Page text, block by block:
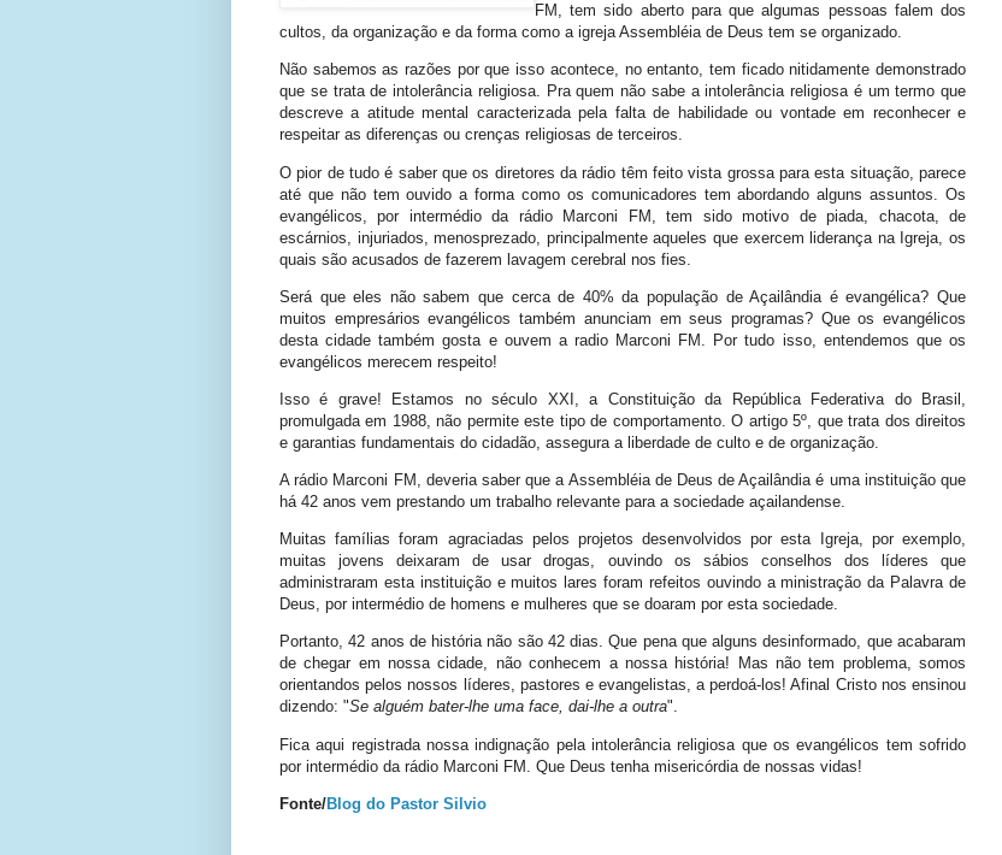
FM, tem sido aberto para que algumas pessoas falem dos
cultos, da organização e da forma como a igreja Assembléia de Deus tem se organizado.
Não sabemos as razões por que isso acontece, no entanto, tem ficado nitidamente demonstrado
que se trata de intolerância religiosa. Pra quem não sabe a intolerância religiosa é um termo que
descreve a atitude mental caracterizada pela falta de habilidade ou vontade em reconhecer e
respeitar as diferenças ou crenças religiosas de terceiros.
O pior de tudo é saber que os diretores da rádio têm feito vista grossa para esta situação, parece
até que não tem ouvido a forma como os comunicadores tem abordando alguns assuntos. Os
evangélicos, por intermédio da rádio Marconi FM, tem sido motivo de piada, chacota, de
escárnios, injuriados, menosprezado, principalmente aqueles que exercem liderança na Igreja, os
quais são acusados de fazerem lavagem cerebral nos fies.
Será que eles não sabem que cerca de 40% da população de Açailândia é evangélica? Que
muitos empresários evangélicos também anunciam em seus programas? Que os evangélicos
desta cidade também gosta e ouvem a radio Marconi FM. Por tudo isso, entendemos que os
evangélicos merecem respeito!
Isso é grave! Estamos no século XXI, a Constituição da República Federativa do Brasil,
promulgada em 1988, não permite este tipo de comportamento. O artigo 5º, que trata dos direitos
e garantias fundamentais do cidadão, assegura a liberdade de culto e de organização.
A rádio Marconi FM, deveria saber que a Assembléia de Deus de Açailândia é uma instituição que
há 42 anos vem prestando um trabalho relevante para a sociedade açailandense.
Muitas famílias foram agraciadas pelos projetos desenvolvidos por esta Igreja, por exemplo,
muitas jovens deixaram de usar drogas, ouvindo os sábios conselhos dos líderes que
administraram esta instituição e muitos lares foram refeitos ouvindo a ministração da Palavra de
Deus, por intermédio de homens e mulheres que se doaram por esta sociedade.
Portanto, 42 anos de história não são 42 dias. Que pena que alguns desinformado, que acabaram
de chegar em nossa cidade, não conhecem a nossa história! Mas não tem problema, somos
orientandos pelos nossos líderes, pastores e evangelistas, a perdoá-los! Afinal Cristo nos ensinou
dizendo: "Se alguém bater-lhe uma face, dai-lhe a outra".
Fica aqui registrada nossa indignação pela intolerância religiosa que os evangélicos tem sofrido
por intermédio da rádio Marconi FM. Que Deus tenha misericórdia de nossas vidas!
Fonte/Blog do Pastor Silvio